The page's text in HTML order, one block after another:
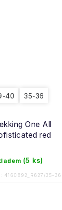
One All
red
40 35-36
(5 ks)
4160892_R627/35-36